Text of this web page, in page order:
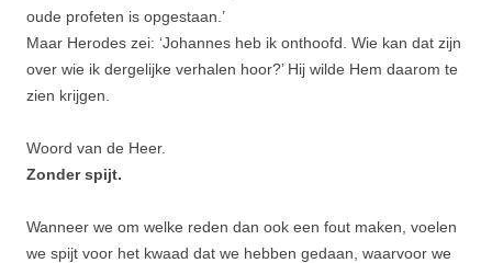
oude profeten is opge­staan.’
Maar Herodes zei: ‘Johannes heb ik onthoofd. Wie kan dat zijn
over wie ik dergelijke verhalen hoor?’ Hij wilde Hem daarom te
zien krijgen.
Woord van de Heer.
Zonder spijt.
Wanneer we om welke reden dan ook een fout maken, voelen
we spijt voor het kwaad dat we hebben gedaan, waarvoor we